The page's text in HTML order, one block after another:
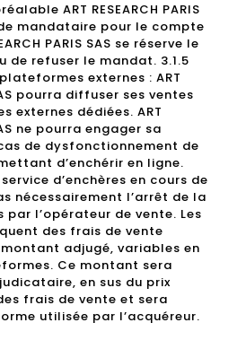
ART RESEARCH PARIS
mandataire pour le compte
PARIS SAS se réserve le
de refuser le mandat. 3.1.5
externes : ART
pourra diffuser ses ventes
externes dédiées. ART
ne pourra engager sa
de dysfonctionnement de
d’enchérir en ligne.
d’enchères en cours de
nécessairement l’arrêt de la
par l’opérateur de vente. Les
des frais de vente
adjugé, variables en
Ce montant sera
en sus du prix
frais de vente et sera
utilisée par l’acquéreur.